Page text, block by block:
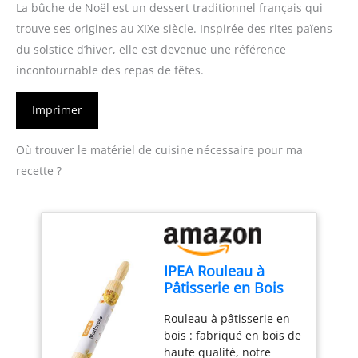
La bûche de Noël est un dessert traditionnel français qui
trouve ses origines au XIXe siècle. Inspirée des rites païens
du solstice d’hiver, elle est devenue une référence
incontournable des repas de fêtes.
Imprimer
Où trouver le matériel de cuisine nécessaire pour ma
recette ?
IPEA Rouleau à
Pâtisserie en Bois
Rouleau à Pâtisserie
avec Surface
Rouleau à pâtisserie en
bois : fabriqué en bois de
haute qualité, notre